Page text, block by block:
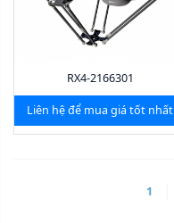
RX4-2166301
Liên hệ để mua giá tốt nhất
1